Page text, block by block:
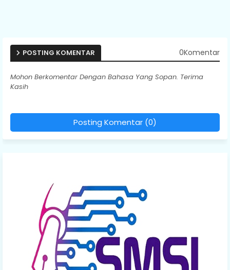
POSTING KOMENTAR 0Komentar
Mohon Berkomentar Dengan Bahasa Yang Sopan. Terima
Kasih
Posting Komentar (0)